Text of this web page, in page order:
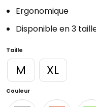
Ergonomique
Disponible en 3
Taille
M XL
Couleur